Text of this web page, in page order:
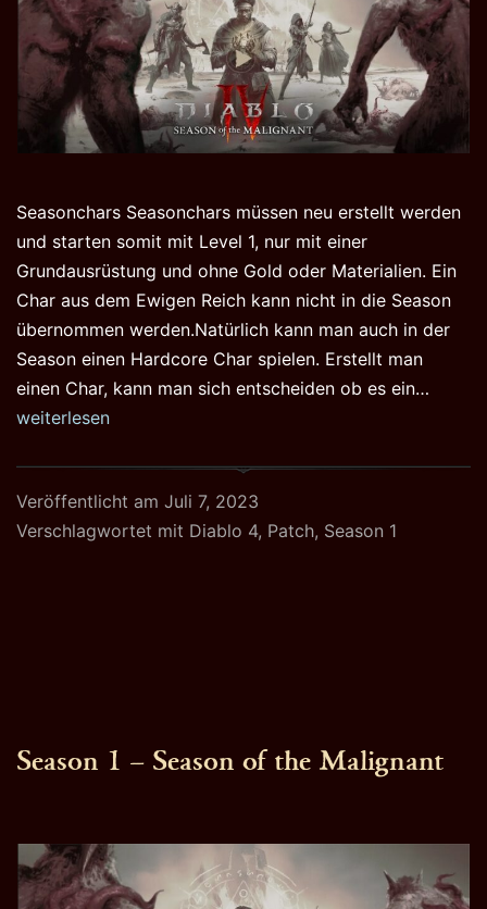
Seasonchars Seasonchars müssen neu erstellt werden
und starten somit mit Level 1, nur mit einer
Grundausrüstung und ohne Gold oder Materialien. Ein
Char aus dem Ewigen Reich kann nicht in die Season
übernommen werden.Natürlich kann man auch in der
Season einen Hardcore Char spielen. Erstellt man
einen Char, kann man sich entscheiden ob es ein…
of
weiterlesen
Veröffentlicht am Juli 7, 2023
Verschlagwortet mit Diablo 4, Patch, Season 1
Season 1 – Season of the Malignant